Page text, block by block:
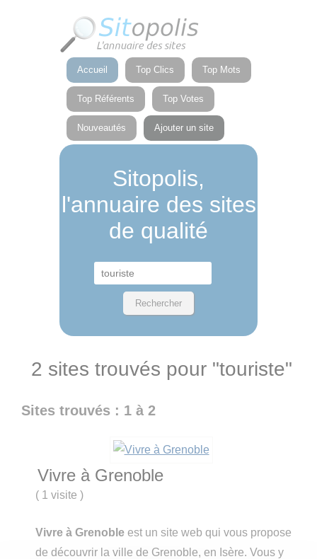
Accueil Top Clics Top Mots
Top Référents Top Votes
Nouveautés Ajouter un site
Sitopolis,
l'annuaire des sites
de qualité
2 sites trouvés pour "touriste"
Sites trouvés : 1 à 2
Vivre à Grenoble
( 1 visite)
Vivre à Grenoble est un site web qui vous propose
de découvrir la ville de Grenoble, en Isère. Vous y